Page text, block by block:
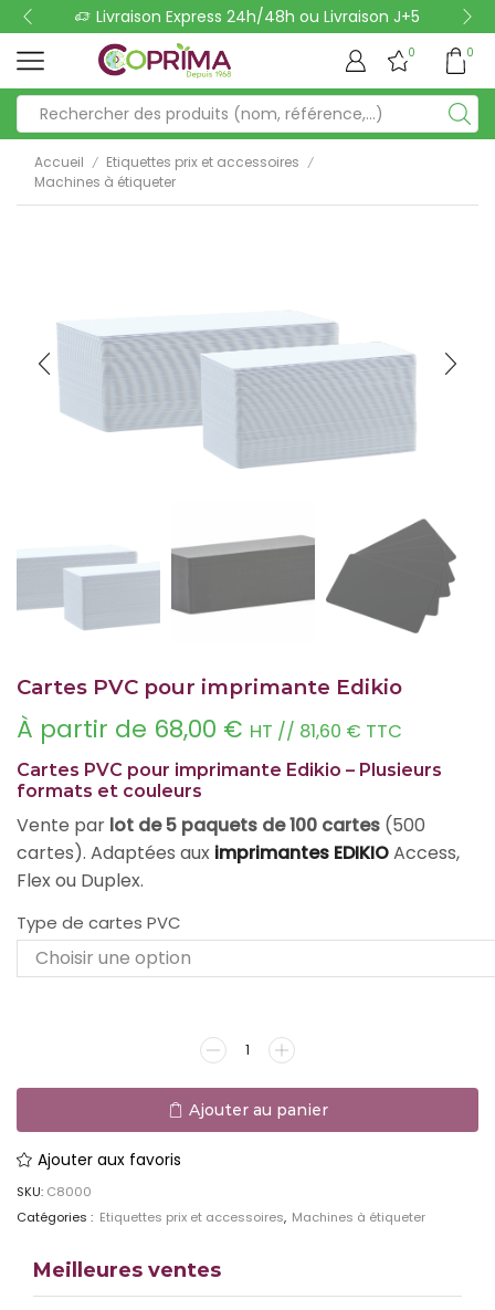
Livraison Express 24h/48h ou Livraison J+5
0 0
Accueil / Etiquettes prix et accessoires /
Machines à étiqueter
Cartes PVC pour imprimante Edikio
À partir de 68,00 € HT // 81,60 € TTC
Cartes PVC pour imprimante Edikio – Plusieurs
formats et couleurs
Vente par lot de 5 paquets de 100 cartes (500
cartes). Adaptées aux imprimantes EDIKIOAccess,
Flex ou Duplex.
Type de cartes PVC
Ajouter aux favoris
SKU: C8000
Catégories : Etiquettes prix et accessoires, Machines à étiqueter
Meilleures ventes